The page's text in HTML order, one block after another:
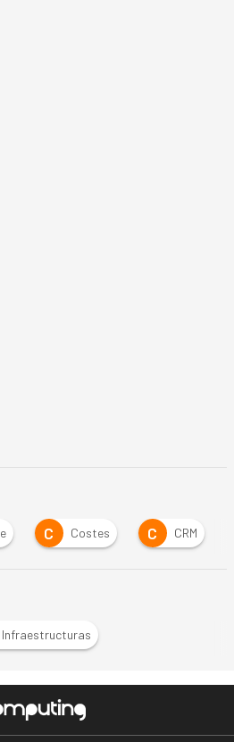
C CRM D Digitalización
Infraestructuras